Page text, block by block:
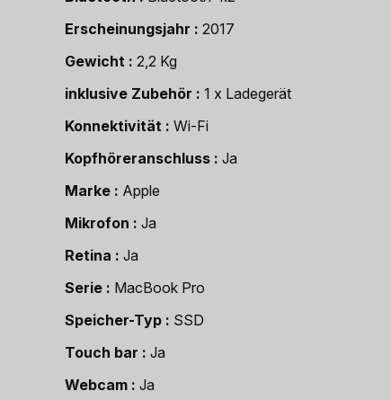
Erscheinungsjahr
2017
Gewicht
2,2 Kg
inklusive Zubehör
1 x Ladegerät
Konnektivität
Wi-Fi
Kopfhöreranschluss
Ja
Marke
Apple
Mikrofon
Ja
Retina
Ja
Serie
MacBook Pro
Speicher-Typ
SSD
Touch bar
Ja
Webcam
Ja